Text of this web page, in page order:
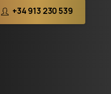
+34 913 230 539